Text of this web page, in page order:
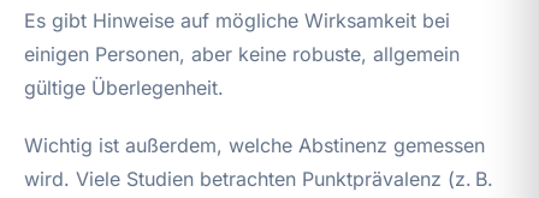
Es gibt Hinweise auf mögliche Wirksamkeit bei
einigen Personen, aber keine robuste, allgemein
gültige Überlegenheit.
Wichtig ist außerdem, welche Abstinenz gemessen
wird. Viele Studien betrachten Punktprävalenz (z. B.